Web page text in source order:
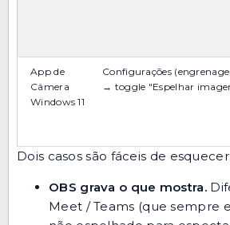
App de
Câmera
Windows 11
Configurações
→ toggle "Espelhar
Dois casos são fáceis de esquecer:
OBS grava o que mostra.
Meet / Teams (que sempre